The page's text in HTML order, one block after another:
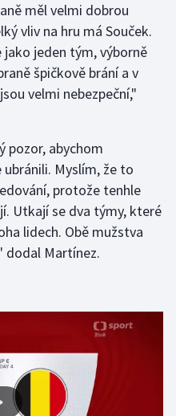
měl velmi dobrou
vliv na hru má Souček.
jeden tým, výborně
špičkově brání a v
velmi nebezpeční,"
pozor, abychom
ubránili. Myslím, že to
protože tenhle
Utkají se dva týmy, které
lidech. Obě mužstva
dodal Martínez.